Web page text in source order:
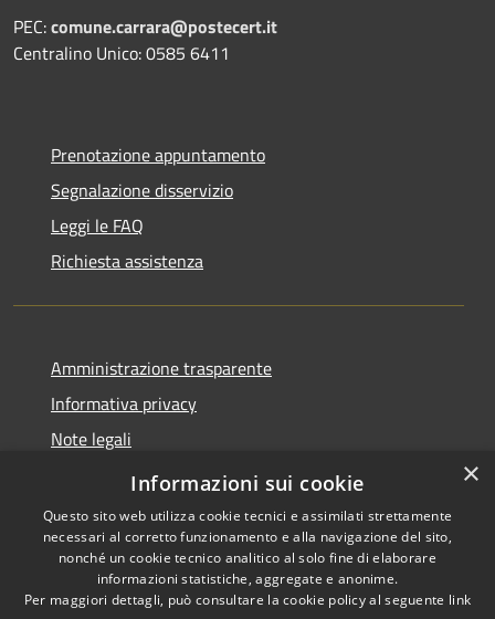
PEC:comune.carrara@postecert.it
Centralino Unico: 0585 6411
Prenotazione appuntamento
Segnalazione disservizio
Leggi le FAQ
Richiesta assistenza
Amministrazione trasparente
Informativa privacy
Note legali
Dichiarazione di accessibilità
Accessibilità
Copyright © 2026 • Comune di
Carrara • Powered by
×
Informazioni sui cookie
Questo sito web utilizza cookie tecnici e assimilati strettamente
necessari al corretto funzionamento e alla navigazione del sito,
nonché un cookie tecnico analitico al solo fine di elaborare
informazioni statistiche, aggregate e anonime.
Per maggiori dettagli, può consultare la cookie policy al seguente link